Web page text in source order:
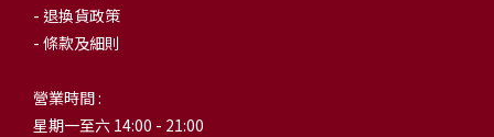
- 退換貨政策
- 條款及細則
營業時間 :
星期一至六 14:00 - 21:00